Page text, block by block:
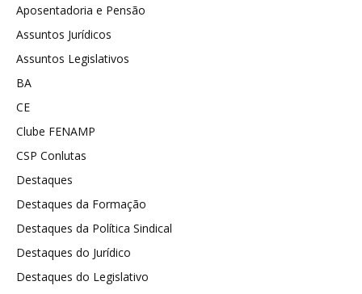
Aposentadoria e Pensão
Assuntos Jurídicos
Assuntos Legislativos
BA
CE
Clube FENAMP
CSP Conlutas
Destaques
Destaques da Formação
Destaques da Política Sindical
Destaques do Jurídico
Destaques do Legislativo